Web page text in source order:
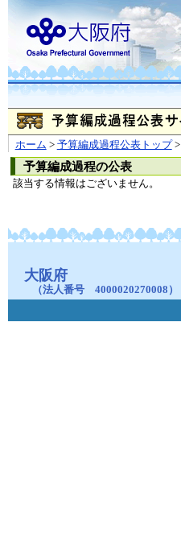
ホーム > 予算編成過程公表トップ>
予算編成過程の公表
該当する情報はございません。
大阪府
（法人番号 4000020270008）